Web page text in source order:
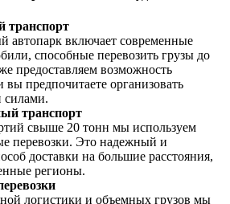
транспорт
автопарк включает современные
способные перевозить грузы до
предоставляем возможность
вы предпочитаете организовать
силами.
транспорт
свыше 20 тонн мы используем
перевозки. Это надежный и
доставки на большие расстояния,
регионы.
логистики и объемных грузов мы